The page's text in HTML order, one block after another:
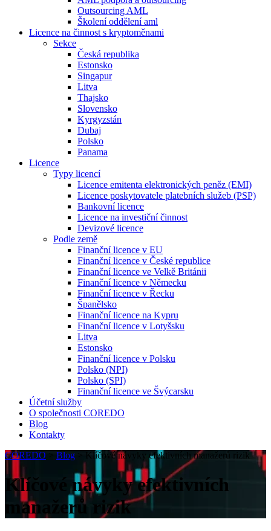
Outsourcing AML
Školení oddělení aml
Licence na činnost s kryptoměnami
Sekce
Česká republika
Estonsko
Singapur
Litva
Thajsko
Slovensko
Kyrgyzstán
Dubaj
Polsko
Panama
Licence
Typy licencí
Licence emitenta elektronických peněz (EMI)
Licence poskytovatele platebních služeb (PSP)
Bankovní licence
Licence na investiční činnost
Devizové licence
Podle země
Finanční licence v EU
Finanční licence v České republice
Finanční licence ve Velkě Británii
Finanční licence v Německu
Finanční licence v Řecku
Španělsko
Finanční licence na Kypru
Finanční licence v Lotyšsku
Litva
Estonsko
Finanční licence v Polsku
Polsko (NPI)
Polsko (SPI)
Finanční licence ve Švýcarsku
Účetní služby
O společnosti COREDO
Blog
Kontakty
COREDO
Blog Klíčové návyky efektivních manažerů rizik
Klíčové návyky efektivních
manažerů rizik